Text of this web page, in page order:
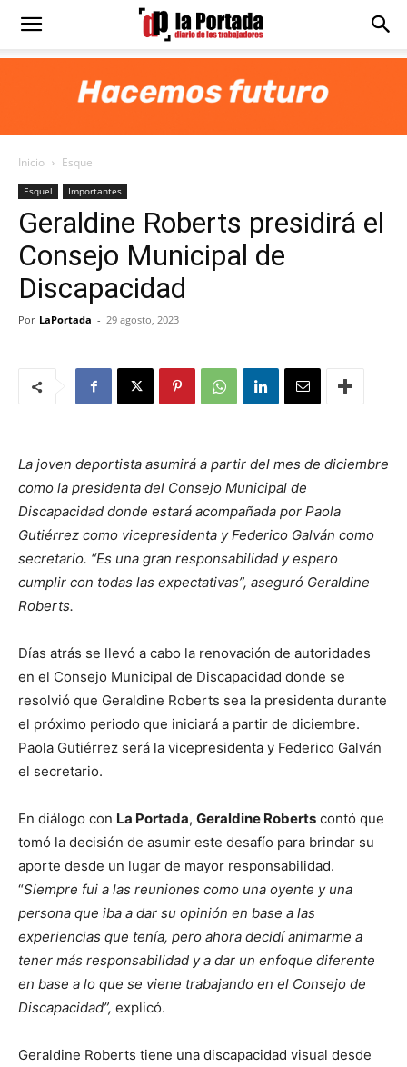
Diario
Portada
Inicio Esquel
Esquel Importantes
Geraldine Roberts presidirá el
Consejo Municipal de
Discapacidad
Por LaPortada - 29 agosto, 2023
La joven deportista asumirá a partir del mes de diciembre
como la presidenta del Consejo Municipal de
Discapacidad donde estará acompañada por Paola
Gutiérrez como vicepresidenta y Federico Galván como
secretario. “Es una gran responsabilidad y espero
cumplir con todas las expectativas”, aseguró Geraldine
Roberts.
Días atrás se llevó a cabo la renovación de autoridades
en el Consejo Municipal de Discapacidad donde se
resolvió que Geraldine Roberts sea la presidenta durante
el próximo periodo que iniciará a partir de diciembre.
Paola Gutiérrez será la vicepresidenta y Federico Galván
el secretario.
En diálogo con La Portada, Geraldine Roberts contó que
tomó la decisión de asumir este desafío para brindar su
aporte desde un lugar de mayor responsabilidad.
“Siempre fui a las reuniones como una oyente y una
persona que iba a dar su opinión en base a las
experiencias que tenía, pero ahora decidí animarme a
tener más responsabilidad y a dar un enfoque diferente
en base a lo que se viene trabajando en el Consejo de
Discapacidad”, explicó.
Geraldine Roberts tiene una discapacidad visual desde